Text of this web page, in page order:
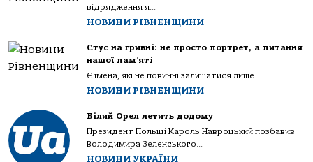
відрядження я...
НОВИНИ РІВНЕНЩИНИ
Стус на гривні: не просто портрет, а питання
нашої пам’яті
Є імена, які не повинні залишатися лише...
НОВИНИ РІВНЕНЩИНИ
Білий Орел летить додому
Президент Польщі Кароль Навроцький позбавив
Володимира Зеленського...
НОВИНИ УКРАЇНИ